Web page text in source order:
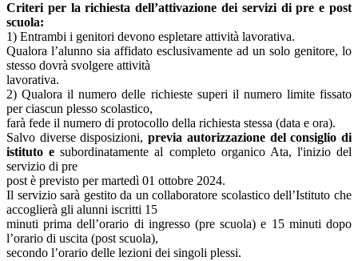
Criteri per la richiesta dell’attivazione dei servizi di pre e post
scuola:
1) Entrambi i genitori devono espletare attività lavorativa.
Qualora l’alunno sia affidato esclusivamente ad un solo genitore, lo
stesso dovrà svolgere attività
lavorativa.
2) Qualora il numero delle richieste superi il numero limite fissato
per ciascun plesso scolastico,
farà fede il numero di protocollo della richiesta stessa (data e ora).
Salvo diverse disposizioni,previa autorizzazione del consiglio di
istituto esubordinatamente al completo organico Ata, l'inizio del
servizio di pre
post è previsto per martedì 01 ottobre 2024.
Il servizio sarà gestito da un collaboratore scolastico dell’Istituto che
accoglierà gli alunni iscritti 15
minuti prima dell’orario di ingresso (pre scuola) e 15 minuti dopo
l’orario di uscita (post scuola),
secondo l’orario delle lezioni dei singoli plessi.